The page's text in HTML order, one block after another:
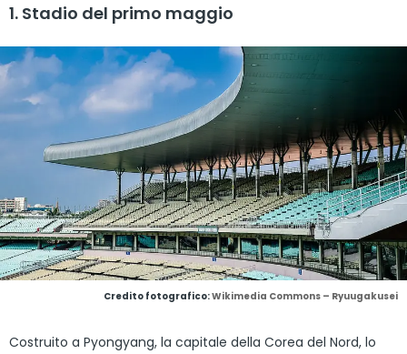
1. Stadio del primo maggio
Credito fotografico:Wikimedia Commons – Ryuugakusei
Costruito a Pyongyang, la capitale della Corea del Nord, lo